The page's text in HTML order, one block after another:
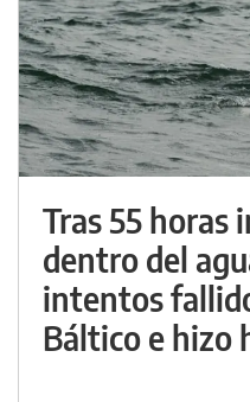
Tras 55
dentro del
intentos
Báltico e hizo